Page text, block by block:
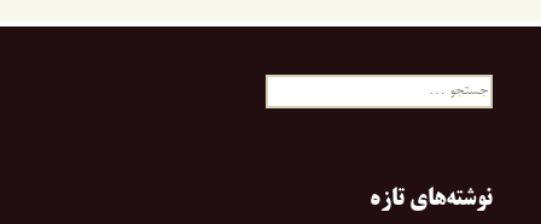
جستجو
نوشته‌های تازه